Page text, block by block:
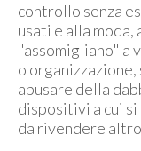
controllo senza
usati e alla
"assomigliano" a
o
abusare della
dispositivi a cui
da rivendere